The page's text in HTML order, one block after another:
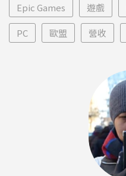
Epic Games 遊戲
PC 歐盟 營收